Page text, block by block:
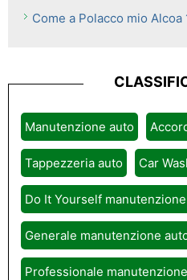
Come a Polacco mio Alcoa
Manutenzione auto
Tappezzeria auto Car
Do It Yourself
Generale manutenzione
Professionale